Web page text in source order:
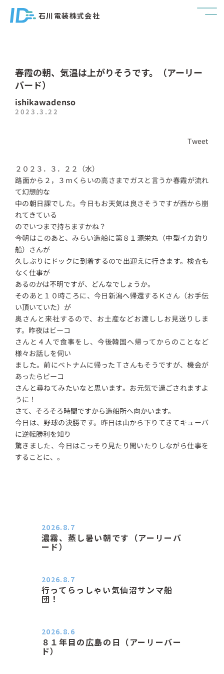
石川電装株式会社
春霞の朝、気温は上がりそうです。（アーリー
バード）
ishikawadenso
2023.3.22
Tweet
２０２３．３．２２（水）
路面から２，３ｍくらいの高さまでガスと言うか春霞が流れ
て幻想的な
中の朝日課でした。今日もお天気は良さそうですが西から崩
れてきている
のでいつまで持ちますかね？
今朝はこのあと、みらい造船に第８１源栄丸（中型イカ釣り
船）さんが
久しぶりにドックに到着するので出迎えに行きます。検査も
なく仕事が
あるのかは不明ですが、どんなでしょうか。
そのあと１０時ころに、今日新潟へ帰還するＫさん（お手伝
い頂いていた）が
奥さんと来社するので、お土産などお渡ししお見送りしま
す。昨夜はビーコ
さんと４人で食事をし、今後韓国へ帰ってからのことなど
様々お話しを伺い
ました。前にベトナムに帰ったＴさんもそうですが、機会が
あったらビーコ
さんと尋ねてみたいなと思います。お元気で過ごされますよ
うに！
さて、そろそろ時間ですから造船所へ向かいます。
今日は、野球の決勝です。昨日は山から下りてきてキューバ
に逆転勝利を知り
驚きました、今日はこっそり見たり聞いたりしながら仕事を
することに、。
濃霧、蒸し暑い朝です（アーリーバ
ード）
2026.8.7
行ってらっしゃい気仙沼サンマ船
団！
2026.8.7
８１年目の広島の日（アーリーバー
ド）
2026.8.6